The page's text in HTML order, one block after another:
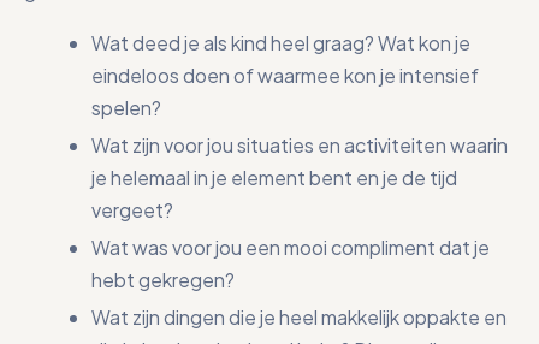
Wat deed je als kind heel graag? Wat kon je
eindeloos doen of waarmee kon je intensief
spelen?
Wat zijn voor jou situaties en activiteiten waarin
je helemaal in je element bent en je de tijd
vergeet?
Wat was voor jou een mooi compliment dat je
hebt gekregen?
Wat zijn dingen die je heel makkelijk oppakte en